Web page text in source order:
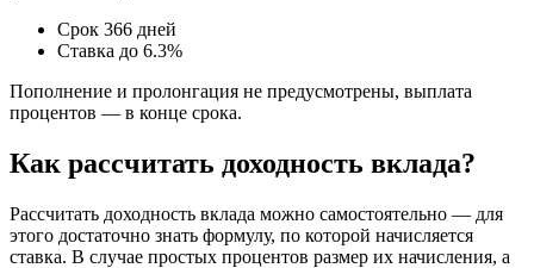
Срок 366 дней
Ставка до 6.3%
Пополнение и пролонгация не предусмотрены, выплата
процентов — в конце срока.
Как рассчитать доходность вклада?
Рассчитать доходность вклада можно самостоятельно — для
этого достаточно знать формулу, по которой начисляется
ставка. В случае простых процентов размер их начисления, а